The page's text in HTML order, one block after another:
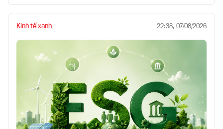
Kinh tế xanh 22:38, 07/08/2026